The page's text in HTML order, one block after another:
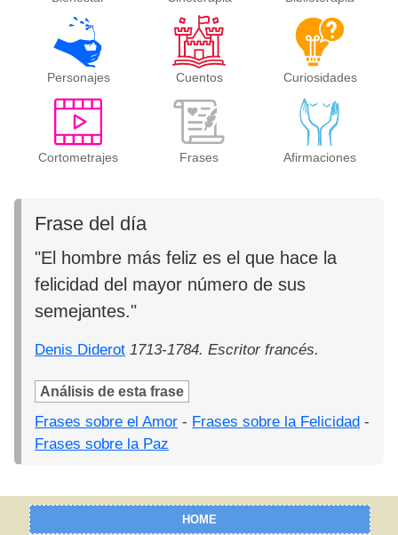
Personajes Cuentos Curiosidades
Cortometrajes Frases Afirmaciones
Frase del día
"El hombre más feliz es el que hace la
felicidad del mayor número de sus
semejantes."
Denis Diderot 1713-1784. Escritor francés.
Análisis de esta frase
Frases sobre el Amor - Frases sobre la Felicidad -
Frases sobre la Paz
HOME